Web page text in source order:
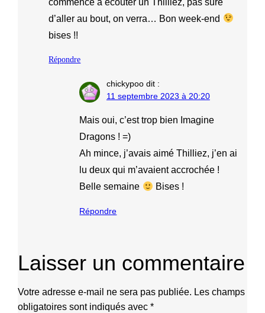
d’aller au bout, on verra… Bon week-end
bises !!
Répondre
chickypoo dit :
11 septembre 2023 à 20:20
Mais oui, c’est trop bien Imagine
Dragons ! =)
Ah mince, j’avais aimé Thilliez, j’en ai
lu deux qui m’avaient accrochée !
Belle semaine
Bises !
Répondre
Laisser un commentaire
Votre adresse e-mail ne sera pas publiée. Les champs
obligatoires sont indiqués avec*